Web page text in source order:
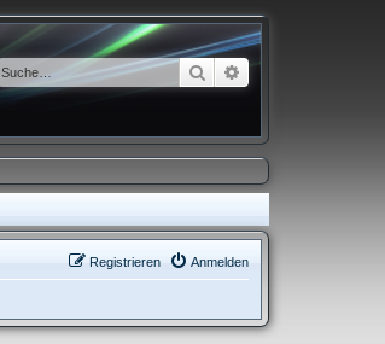
Suche Erweiterte Suche
Anmelden
Registrieren